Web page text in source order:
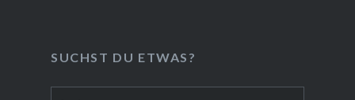
SUCHST DU ETWAS?